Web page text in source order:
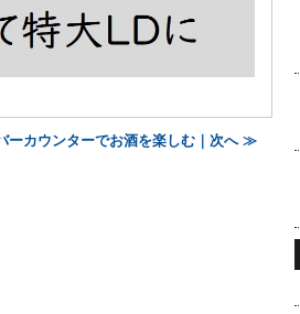
ーカウンターでお酒を楽しむ｜次へ ≫